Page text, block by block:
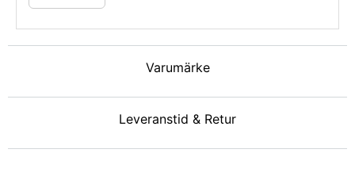
Varumärke
Leveranstid & Retur